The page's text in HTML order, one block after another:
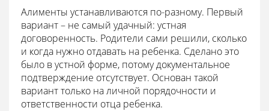
Алименты устанавливаются по-разному. Первый
вариант – не самый удачный: устная
договоренность. Родители сами решили, сколько
и когда нужно отдавать на ребенка. Сделано это
было в устной форме, потому документальное
подтверждение отсутствует. Основан такой
вариант только на личной порядочности и
ответственности отца ребенка.